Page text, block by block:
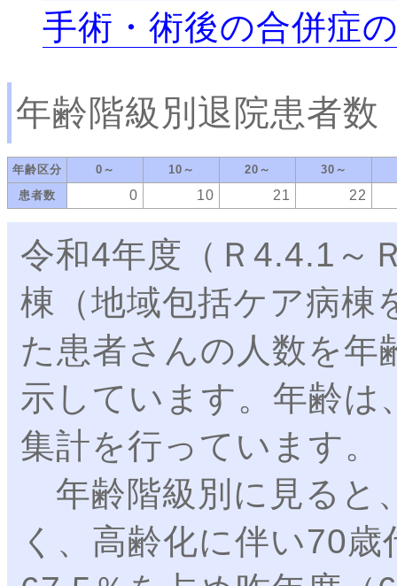
手術・術後の合併症
年齢階級別退院患者数
年齢区分 0～ 10～ 20～ 30～
患者数
0 10 21 22
令和4年度（Ｒ4.4.1～
棟（地域包括ケア病棟
た患者さんの人数を年
示しています。年齢は
集計を行っています。
年齢階級別に見ると
く、高齢化に伴い70